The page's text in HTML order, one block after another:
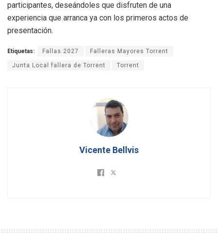
participantes, deseándoles que disfruten de una
experiencia que arranca ya con los primeros actos de
presentación.
Etiquetas: Fallas 2027 Falleras Mayores Torrent
Junta Local fallera de Torrent Torrent
Vicente Bellvis